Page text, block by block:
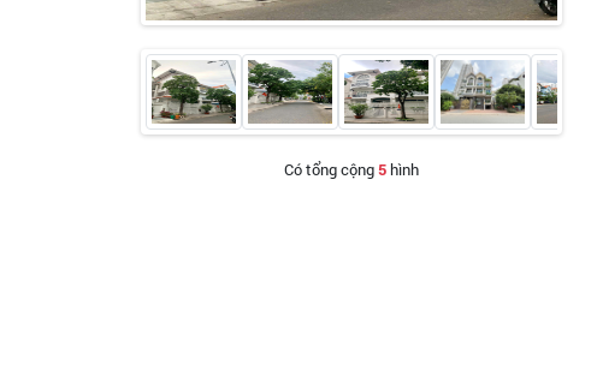
Có tổng cộng5 hình